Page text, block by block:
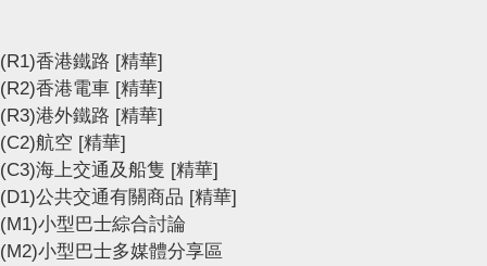
(R1)香港鐵路 [精華]
(R2)香港電車 [精華]
(R3)港外鐵路 [精華]
(C2)航空 [精華]
(C3)海上交通及船隻 [精華]
(D1)公共交通有關商品 [精華]
(M1)小型巴士綜合討論
(M2)小型巴士多媒體分享區